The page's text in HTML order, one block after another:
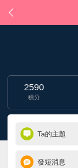
2590
積分
Ta的主題
發短消息